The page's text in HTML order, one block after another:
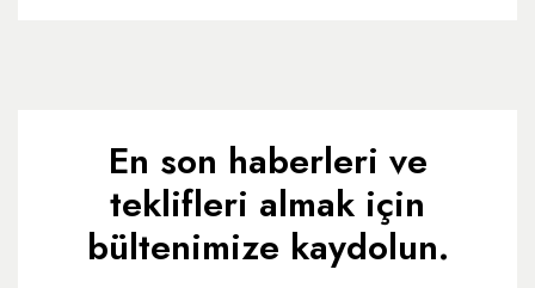
En son haberleri ve
teklifleri almak için
bültenimize kaydolun.